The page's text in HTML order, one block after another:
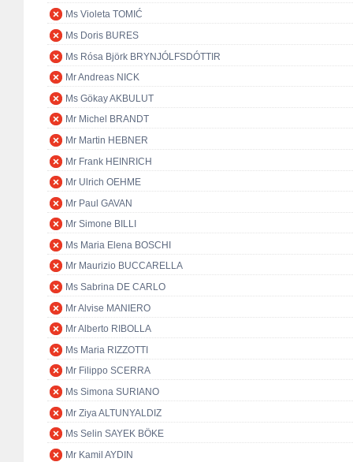
Ms Violeta TOMIĆ
Ms Doris BURES
Ms Rósa Björk BRYNJÓLFSDÓTTIR
Mr Andreas NICK
Ms Gökay AKBULUT
Mr Michel BRANDT
Mr Martin HEBNER
Mr Frank HEINRICH
Mr Ulrich OEHME
Mr Paul GAVAN
Mr Simone BILLI
Ms Maria Elena BOSCHI
Mr Maurizio BUCCARELLA
Ms Sabrina DE CARLO
Mr Alvise MANIERO
Mr Alberto RIBOLLA
Ms Maria RIZZOTTI
Mr Filippo SCERRA
Ms Simona SURIANO
Mr Ziya ALTUNYALDIZ
Ms Selin SAYEK BÖKE
Mr Kamil AYDIN